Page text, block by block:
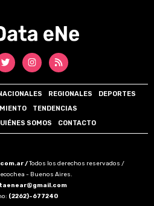
REGIONALES
DEPORTES
TENDENCIAS
SOMOS CONTACTO
/Todos los derechos reservados /
- Buenos Aires.
(2262)-677240